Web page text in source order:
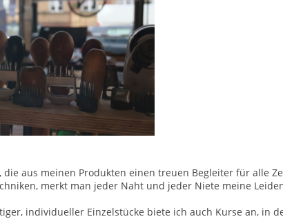
aus meinen Produkten einen treuen Begleiter für alle
merkt man jeder Naht und jeder Niete meine
individueller Einzelstücke biete ich auch Kurse an, in